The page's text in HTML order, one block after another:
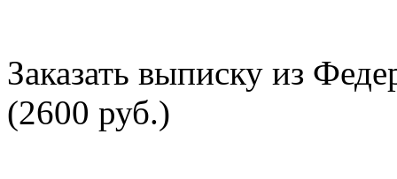
Заказать выписку из
(2600 руб.)